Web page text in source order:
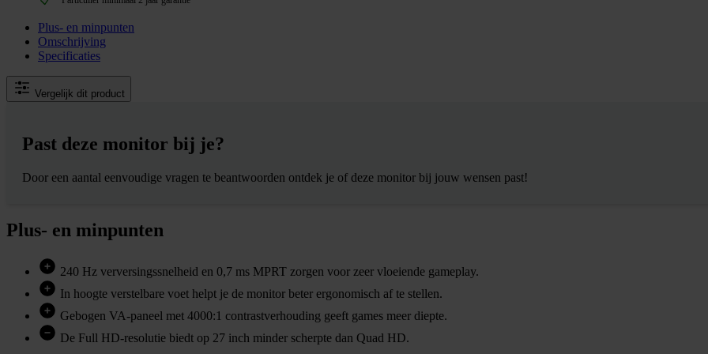
Plus- en minpunten
Omschrijving
Specificaties
Vergelijk dit product
Past deze monitor bij je?
Door een aantal eenvoudige vragen te beantwoorden ontdek je of deze monitor bij jouw wensen past!
Plus- en minpunten
240 Hz verversingssnelheid en 0,7 ms MPRT zorgen voor zeer vloeiende gameplay.
In hoogte verstelbare voet helpt je de monitor beter ergonomisch af te stellen.
Gebogen VA-paneel met 4000:1 contrastverhouding geeft games meer diepte.
De Full HD-resolutie biedt op 27 inch minder scherpte dan Quad HD.